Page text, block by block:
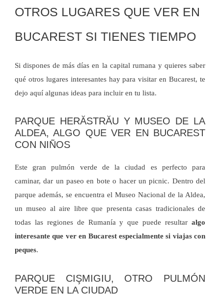
OTROS LUGARES QUE VER EN
BUCAREST SI TIENES TIEMPO
Si dispones de más días en la capital rumana y quieres saber
qué otros lugares interesantes hay para visitar en Bucarest, te
dejo aquí algunas ideas para incluir en tu lista.
PARQUE HERĂSTRĂU Y MUSEO DE LA
ALDEA, ALGO QUE VER EN BUCAREST
CON NIÑOS
Este gran pulmón verde de la ciudad es perfecto para
caminar, dar un paseo en bote o hacer un picnic. Dentro del
parque además, se encuentra el Museo Nacional de la Aldea,
un museo al aire libre que presenta casas tradicionales de
todas las regiones de Rumanía y que puede resultar algo
interesante que ver en Bucarest especialmente si viajas con
peques.
PARQUE CIŞMIGIU, OTRO PULMÓN
VERDE EN LA CIUDAD